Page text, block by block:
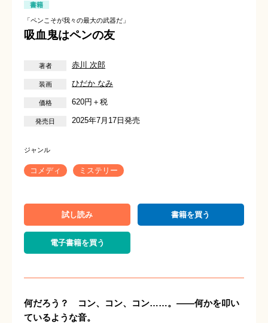
書籍
「ペンこそが我々の最大の武器だ」
吸血鬼はペンの友
赤川 次郎
ひだか なみ
620円＋税
2025年7月17日発売
コメディ ミステリー
試し読み 書籍を買う
電子書籍を買う
何だろう？ コン、コン、コン……。——何かを叩い
ているような音。